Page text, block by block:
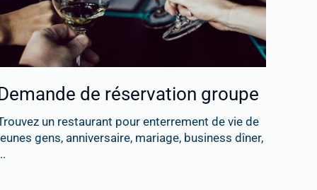
de réservation groupe
un restaurant pour enterrement de vie de
gens, anniversaire, mariage, business dîner,